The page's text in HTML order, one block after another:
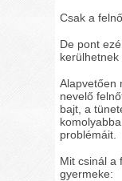
Csak a
De pont
kerülhetnek
Alapvetően
nevelő
bajt, a
problémáit.
Mit csinál a
gyermeke: